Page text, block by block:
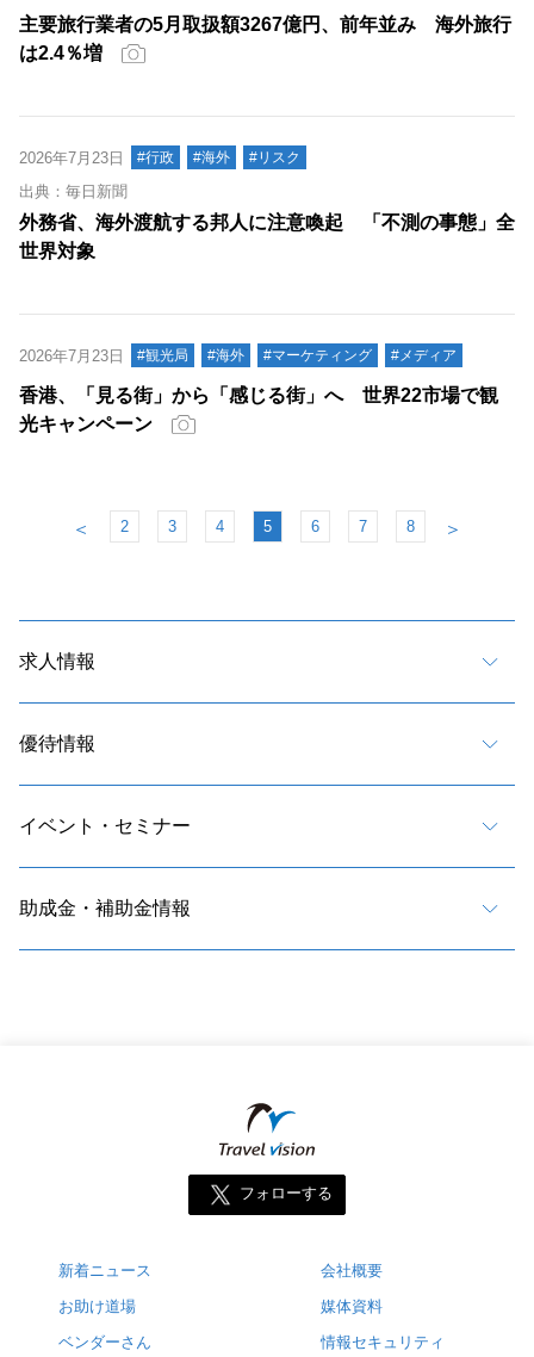
主要旅行業者の5月取扱額3267億円、前年並み 海外旅行
は2.4％増
2026年7月23日 #行政 #海外 #リスク
出典：毎日新聞
外務省、海外渡航する邦人に注意喚起 「不測の事態」全
世界対象
2026年7月23日 #観光局 #海外 #マーケティング #メディア
香港、「見る街」から「感じる街」へ 世界22市場で観
光キャンペーン
＜ 2 3 4 5 6 7 8 ＞
求人情報
優待情報
イベント・セミナー
助成金・補助金情報
フォローする
新着ニュース
お助け道場
ベンダーさん
会社概要
媒体資料
情報セキュリティ